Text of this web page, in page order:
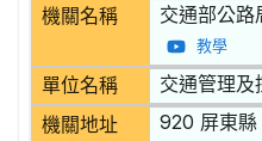
機關名稱 交通部公路
教學
單位名稱 交通管理及
機關地址 920 屏東